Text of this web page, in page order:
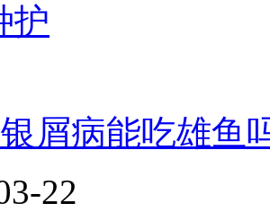
屑病能吃雄鱼
22